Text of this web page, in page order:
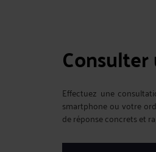
Effectuez une
smartphone ou votre
de réponse concrets et